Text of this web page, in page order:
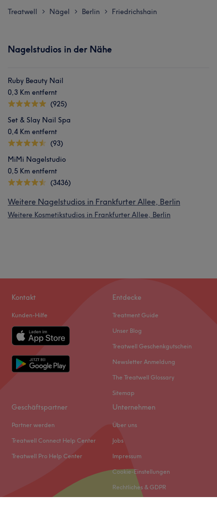
Treatwell > Nägel > Berlin > Friedrichshain
Nagelstudios in der Nähe
Ruby Beauty Nail
0,3 Km entfernt
(925)
Set & Slay Nail Spa
0,4 Km entfernt
(93)
MiMi Nagelstudio
0,5 Km entfernt
(3436)
Weitere Nagelstudios in Frankfurter Allee, Berlin
Weitere Kosmetikstudios in Frankfurter Allee, Berlin
Kontakt
Kunden-Hilfe
Entdecke
Treatment Guide
Unser Blog
Treatwell Geschenkgutschein
Newsletter Anmeldung
The Treatwell Glossary
Sitemap
Geschäftspartner
Partner werden
Treatwell Connect Help Center
Treatwell Pro Help Center
Unternehmen
Über uns
Jobs
Impressum
Cookie-Einstellungen
Rechtliches & GDPR